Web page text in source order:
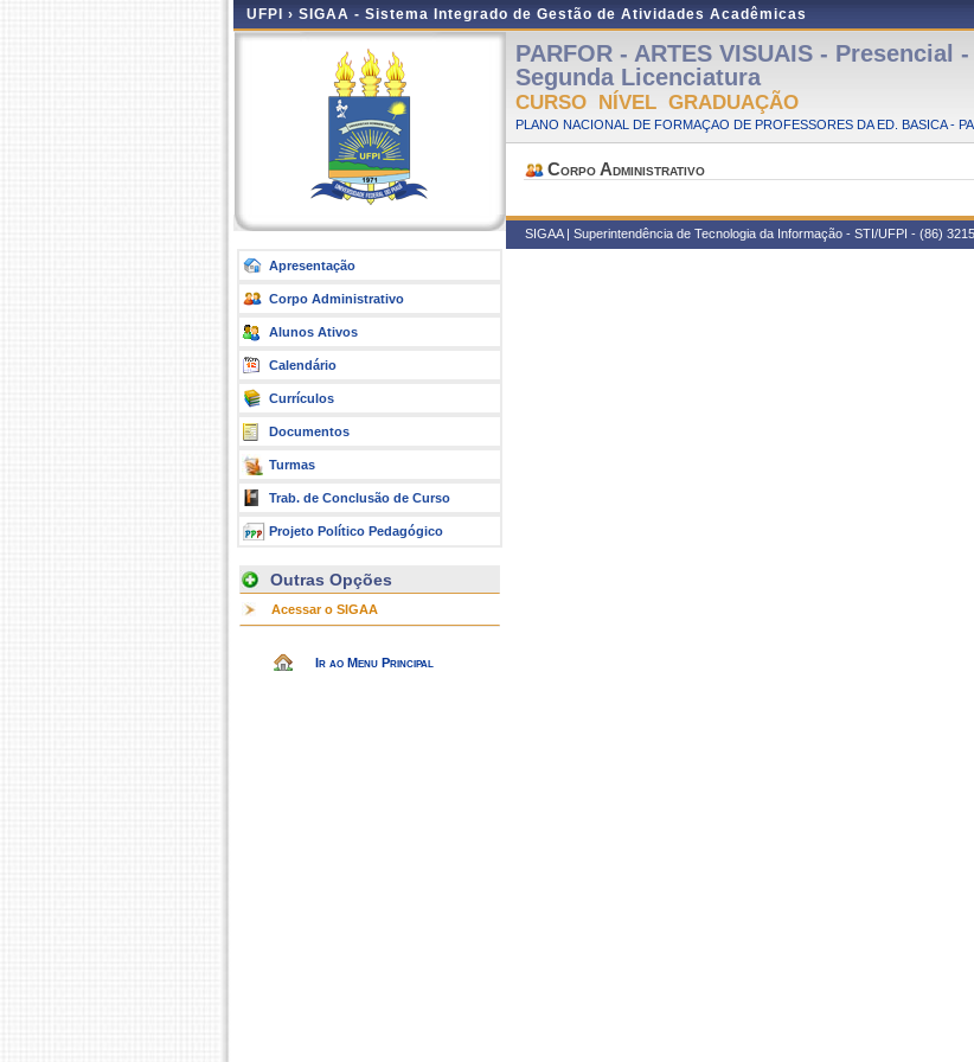
UFPI › SIGAA - Sistema Integrado de Gestão de Atividades Acadêmicas
Apresentação
Corpo Administrativo
Alunos Ativos
Calendário
Currículos
Documentos
Turmas
Trab. de Conclusão de Curso
Projeto Político Pedagógico
Outras Opções
Acessar o SIGAA
Ir ao Menu Principal
PARFOR - ARTES VISUAIS - Presencial
Segunda Licenciatura
CURSO NÍVEL GRADUAÇÃO
PLANO NACIONAL DE FORMAÇAO DE PROFESSORES DA ED. BASICA -
Corpo Administrativo
SIGAA | Superintendência de Tecnologia da Informação - STI/UFPI - (86)